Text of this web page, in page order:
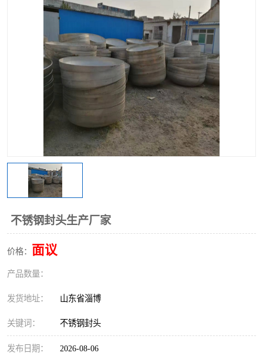
不锈钢封头生产厂家
价格： 面议
产品数量：
发货地址： 山东省淄博
关键词： 不锈钢封头
发布日期： 2026-08-06
不锈钢封头 不锈钢法兰
不锈钢阀门 不锈钢槽钢
不锈钢扁钢